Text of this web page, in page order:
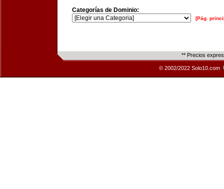
Categorías de Dominio:
[Pág.
** Precios
© 2002/2022 Solo10.com